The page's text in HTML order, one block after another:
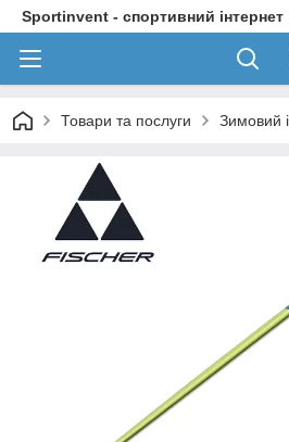
Sportinvent - спортивний інтернет
Товари та послуги Зимовий